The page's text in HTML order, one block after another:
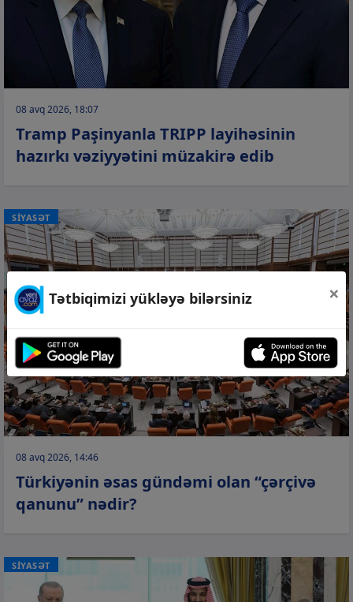
08 avq 2026, 18:07
Tramp Paşinyanla TRIPP layihəsinin
hazırkı vəziyyətini müzakirə edib
SİYASƏT
08 avq 2026, 14:46
Türkiyənin əsas gündəmi olan “çərçivə
qanunu” nədir?
SİYASƏT
Tətbiqimizi yükləyə bilərsiniz ×